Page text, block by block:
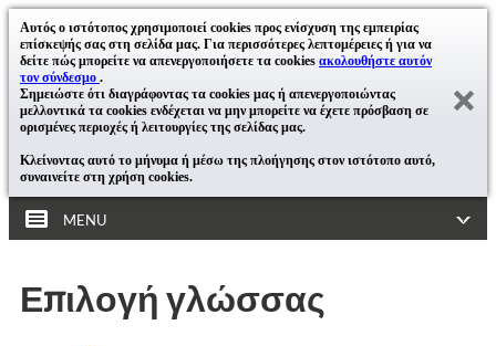
Αυτός ο ιστότοπος χρησιμοποιεί cookies προς ενίσχυση της εμπειρίας
επίσκεψής σας στη σελίδα μας. Για περισσότερες λεπτομέρειες ή για να
δείτε πώς μπορείτε να απενεργοποιήσετε τα cookies ακολουθήστε αυτόν
τον σύνδεσμο .
Σημειώστε ότι διαγράφοντας τα cookies μας ή απενεργοποιώντας
μελλοντικά τα cookies ενδέχεται να μην μπορείτε να έχετε πρόσβαση σε
ορισμένες περιοχές ή λειτουργίες της σελίδας μας.
Κλείνοντας αυτό το μήνυμα ή μέσω της πλοήγησης στον ιστότοπο αυτό,
συναινείτε στη χρήση cookies.
MENU
Επιλογή γλώσσας